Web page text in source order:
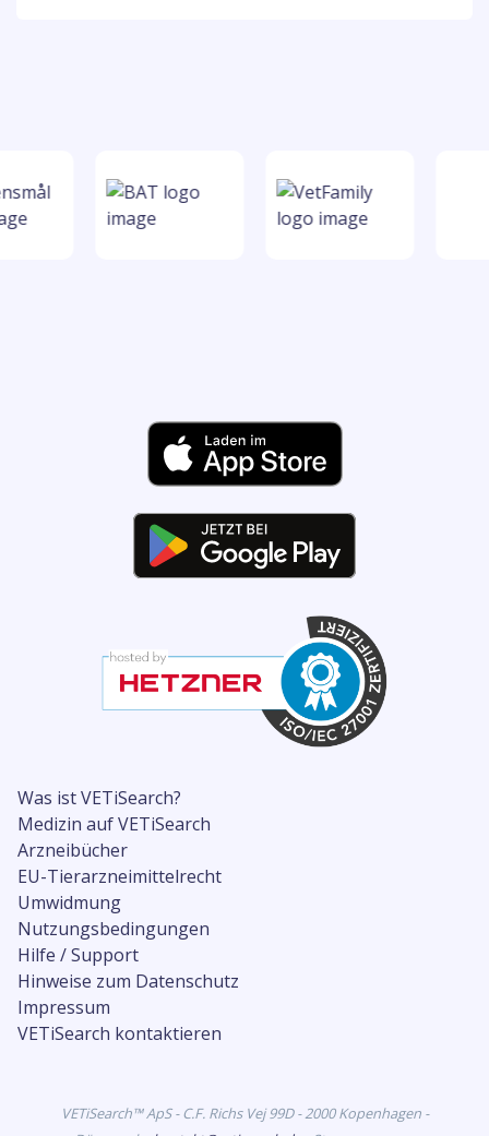
Was ist VETiSearch?
Medizin auf VETiSearch
Arzneibücher
EU-Tierarzneimittelrecht
Umwidmung
Nutzungsbedingungen
Hilfe / Support
Hinweise zum Datenschutz
Impressum
VETiSearch kontaktieren
VETiSearch™ ApS - C.F. Richs Vej 99D - 2000 Kopenhagen -